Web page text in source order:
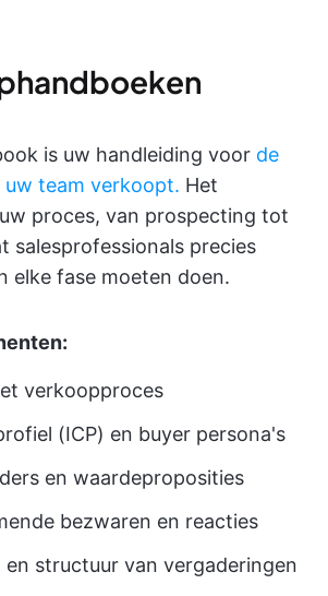
is uw handleiding voor de
uw team verkoopt. Het
proces, van prospecting tot
salesprofessionals precies
elke fase moeten doen.
verkoopproces
(ICP) en buyer persona's
en waardeproposities
bezwaren en reacties
en structuur van vergaderingen